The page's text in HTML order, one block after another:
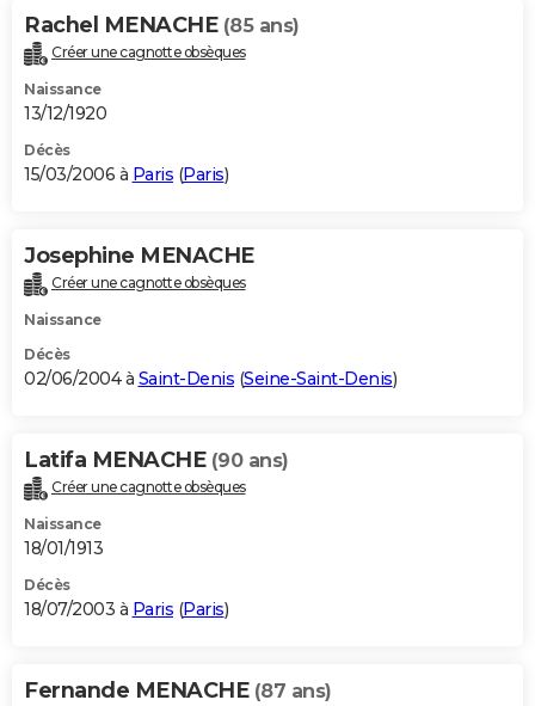
Rachel MENACHE (85 ans)
Créer une cagnotte obsèques
Naissance
13/12/1920
Décès
15/03/2006 à Paris (Paris)
Josephine MENACHE
Créer une cagnotte obsèques
Naissance
Décès
02/06/2004 à Saint-Denis (Seine-Saint-Denis)
Latifa MENACHE (90 ans)
Créer une cagnotte obsèques
Naissance
18/01/1913
Décès
18/07/2003 à Paris (Paris)
Fernande MENACHE (87 ans)